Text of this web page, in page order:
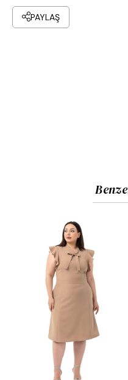
Önü pliseli, arkası düz, önü
PAYLAŞ